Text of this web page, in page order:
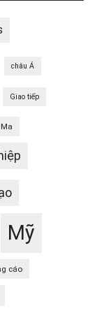
châu Á
Giao tiếp
Mỹ
cáo